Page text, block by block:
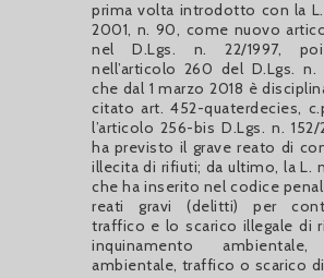
prima volta introdotto con la
2001, n. 90, come nuovo
nel D.Lgs. n. 22/1997,
nell’articolo 260 del D.Lgs. n.
che dal 1 marzo 2018 è
citato art. 452-quaterdecies,
l’articolo 256-bis D.Lgs. n.
ha previsto il grave reato di
illecita di rifiuti; da ultimo, la L.
che ha inserito nel codice
reati gravi (delitti) per
traffico e lo scarico illegale di
inquinamento
ambientale, traffico o scarico